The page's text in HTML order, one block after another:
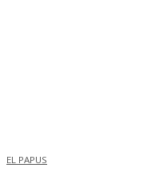
EL PAPUS